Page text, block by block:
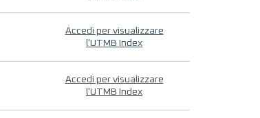
Accedi per visualizzare
l'UTMB Index
Accedi per visualizzare
l'UTMB Index